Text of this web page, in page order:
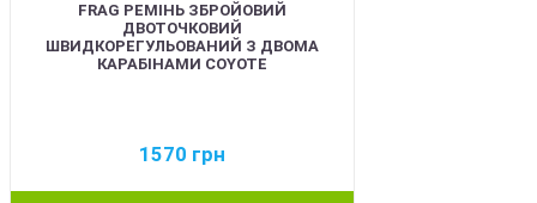
FRAG РЕМІНЬ ЗБРОЙОВИЙ
ДВОТОЧКОВИЙ
ШВИДКОРЕГУЛЬОВАНИЙ З ДВОМА
КАРАБІНАМИ COYOTE
1570 грн